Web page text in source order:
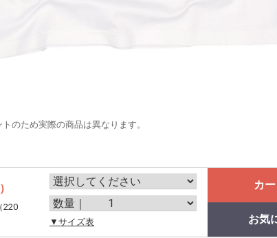
のため実際の商品は異なります。
220
▼サイズ表
カ
お気